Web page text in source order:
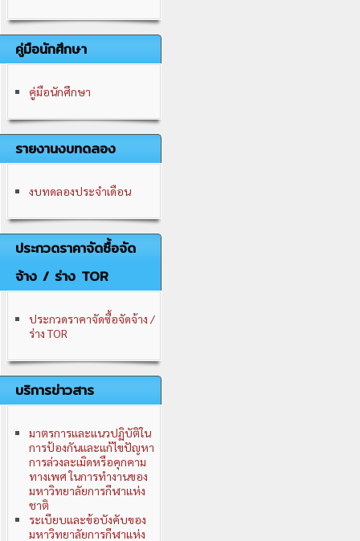
คู่มือนักศึกษา
คู่มือนักศึกษา
รายงานงบทดลอง
งบทดลองประจำเดือน
ประกวดราคาจัดซื้อจัด
จ้าง / ร่าง TOR
ประกวดราคาจัดซื้อจัดจ้าง /
ร่าง TOR
บริการข่าวสาร
มาตรการและแนวปฏิบัติใน
การป้องกันและแก้ไขปัญหา
การล่วงละเมิดหรือคุกคาม
ทางเพศ ในการทำงานของ
มหาวิทยาลัยการกีฬาแห่ง
ชาติ
ระเบียบและข้อบังคับของ
มหาวิทยาลัยการกีฬาแห่ง